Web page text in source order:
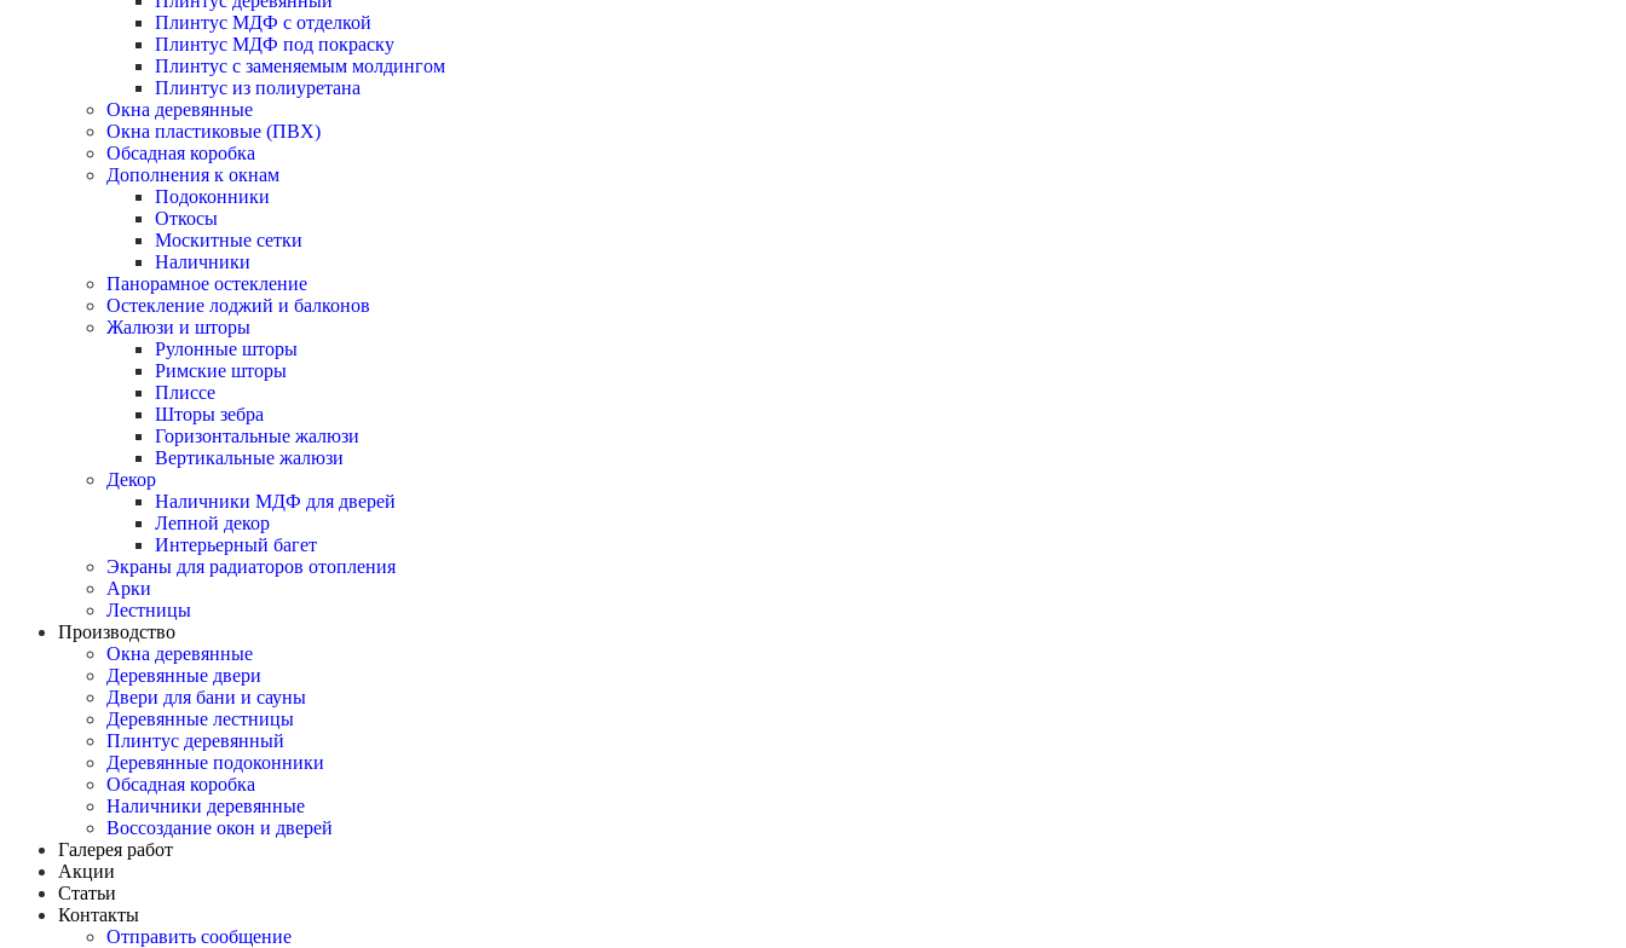
Плинтус МДФ с отделкой
Плинтус МДФ под покраску
Плинтус с заменяемым молдингом
Плинтус из полиуретана
Окна деревянные
Окна пластиковые (ПВХ)
Обсадная коробка
Дополнения к окнам
Подоконники
Откосы
Москитные сетки
Наличники
Панорамное остекление
Остекление лоджий и балконов
Жалюзи и шторы
Рулонные шторы
Римские шторы
Плиссе
Шторы зебра
Горизонтальные жалюзи
Вертикальные жалюзи
Декор
Наличники МДФ для дверей
Лепной декор
Интерьерный багет
Экраны для радиаторов отопления
Арки
Лестницы
Производство
Окна деревянные
Деревянные двери
Двери для бани и сауны
Деревянные лестницы
Плинтус деревянный
Деревянные подоконники
Обсадная коробка
Наличники деревянные
Воссоздание окон и дверей
Галерея работ
Акции
Статьи
Контакты
Отправить сообщение